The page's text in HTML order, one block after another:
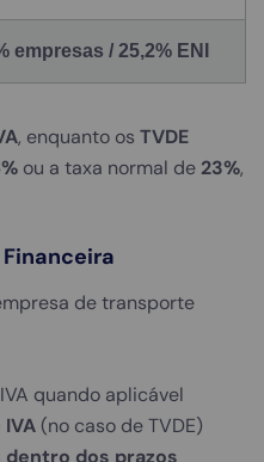
empresas / 25,2% ENI
, enquanto os TVDE
ou a taxa normal de 23%,
de transporte
quando aplicável
(no caso de TVDE)